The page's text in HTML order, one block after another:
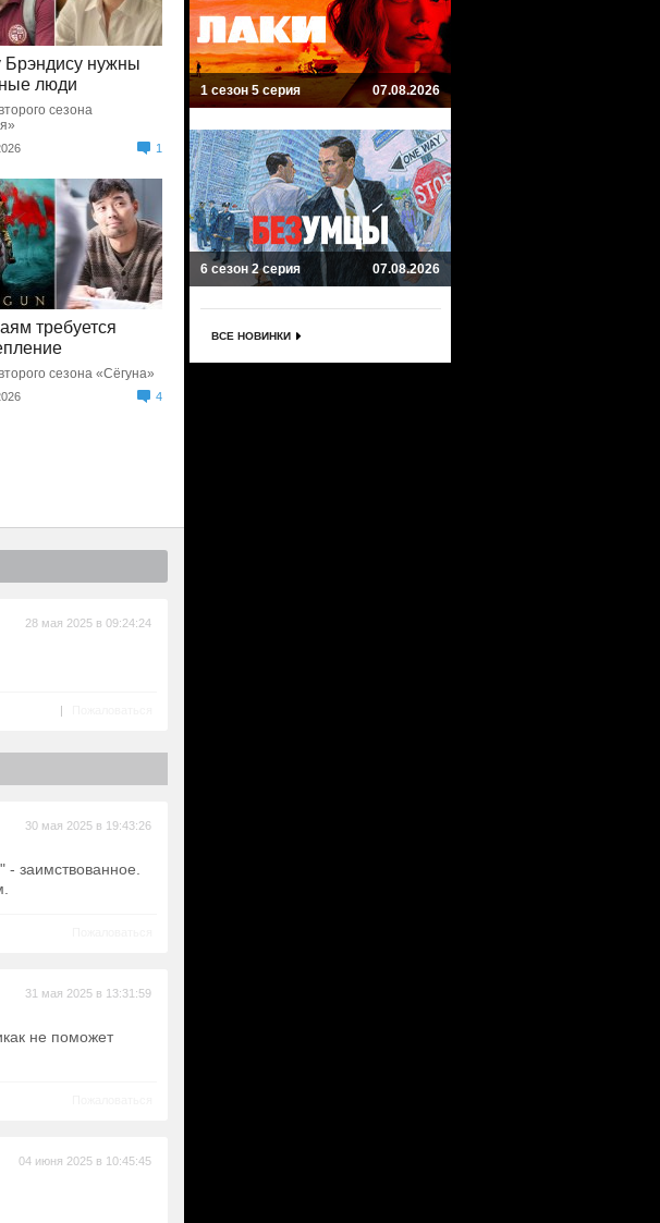
Брэндису нужны
люди
сезона
1
требуется
сезона «Сёгуна»
4
28 мая 2025 в 09:24:24
|
30 мая 2025 в 19:43:26
заимствованное.
31 мая 2025 в 13:31:59
не поможет
04 июня 2025 в 10:45:45
1 сезон 5 серия 07.08.2026
6 сезон 2 серия 07.08.2026
ВСЕ НОВИНКИ